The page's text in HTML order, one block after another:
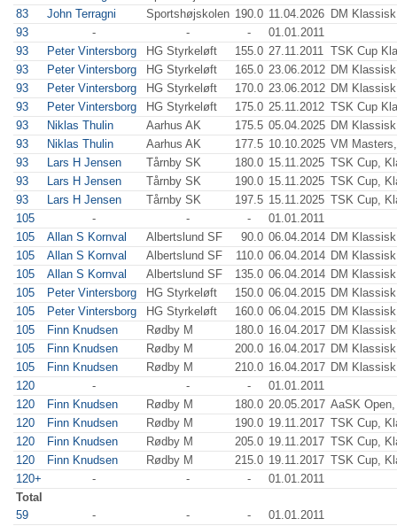
83
John Terragni Sportshøjskolen 190.0 11.04.2026 DM
93
- - -
01.01.2011
93
Peter Vintersborg HG Styrkeløft 155.0 27.11.2011 TSK Cup
93
Peter Vintersborg HG Styrkeløft 165.0 23.06.2012 DM Klassisk
93
Peter Vintersborg HG Styrkeløft 170.0 23.06.2012 DM Klassisk
93
Peter Vintersborg HG Styrkeløft 175.0 25.11.2012 TSK Cup
93
Niklas Thulin Aarhus AK 175.5 05.04.2025 DM
93
Niklas Thulin Aarhus AK 177.5 10.10.2025 VM
93
Lars H Jensen Tårnby SK 180.0 15.11.2025 TSK Cup,
93
Lars H Jensen Tårnby SK 190.0 15.11.2025 TSK Cup,
93
Lars H Jensen Tårnby SK 197.5 15.11.2025 TSK Cup,
105
- - -
01.01.2011
105
Allan S Kornval Albertslund SF 90.0 06.04.2014 DM Klassisk
105
Allan S Kornval Albertslund SF 110.0 06.04.2014 DM Klassisk
105
Allan S Kornval Albertslund SF 135.0 06.04.2014 DM Klassisk
105
Peter Vintersborg HG Styrkeløft 150.0 06.04.2015 DM Klassisk
105
Peter Vintersborg HG Styrkeløft 160.0 06.04.2015 DM Klassisk
105
Finn Knudsen Rødby M 180.0 16.04.2017 DM Klassisk
105
Finn Knudsen Rødby M 200.0 16.04.2017 DM Klassisk
105
Finn Knudsen Rødby M 210.0 16.04.2017 DM Klassisk
120
- - -
01.01.2011
120
Finn Knudsen Rødby M 180.0 20.05.2017 AaSK
120
Finn Knudsen Rødby M 190.0 19.11.2017 TSK Cup,
120
Finn Knudsen Rødby M 205.0 19.11.2017 TSK Cup,
120
Finn Knudsen Rødby M 215.0 19.11.2017 TSK Cup,
120+
- - -
01.01.2011
Total
59
- - -
01.01.2011